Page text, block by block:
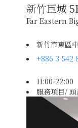
新竹巨城
Far Eastern
新竹市東區
+886 3 542
11:00-22:00
服務項目/